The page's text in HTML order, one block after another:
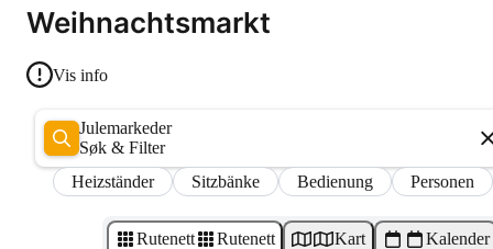
Weihnachtsmarkt
Vis info
Julemarkeder
Søk & Filter
Heizständer
Sitzbänke Bedienung Personen
Rutenett Rutenett Kart Kalender